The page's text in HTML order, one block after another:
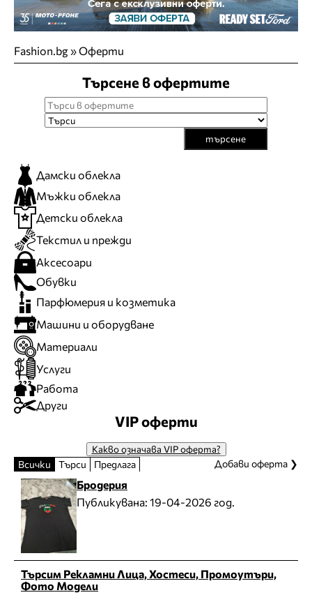
Fashion.bg»Оферти
Търсене в офертите
търсене
Дамски облекла
Мъжки облекла
Детски облекла
Текстил и прежди
Аксесоари
Обувки
Парфюмерия и козметика
Машини и оборудване
Материали
Услуги
Работа
Други
VIP оферти
Какво означава VIP оферта?
Всички
Търси Предлага Добави оферта ❯
Бродерия
Публикувана: 19-04-2026 год.
Търсим Рекламни Лица, Хостеси, Промоутъри,
Фото Модели